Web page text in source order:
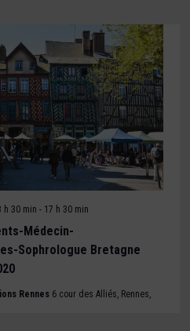
Médecin-
Sophrologue Bretagne
h 30 min - 17 h 30 min
Rennes 6 cour des Alliés, Rennes,